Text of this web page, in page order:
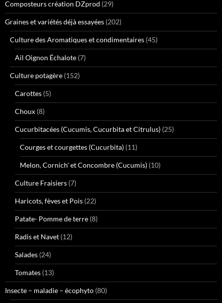
Composteurs création DZprod (29)
Graines et variétés déjà essayées (202)
Culture des Aromatiques et condimentaires (45)
Ail Oignon Échalote (7)
Culture potagère (152)
Carottes (5)
Choux (8)
Cucurbitacées (Cucumis, Cucurbita et Citrulus) (25)
Courges et courgettes (Cucurbita) (11)
Melon, Cornich' et Concombre (Cucumis) (10)
Culture Fraisiers (7)
Haricots, fèves et Pois (22)
Patate- Pomme de terre (8)
Radis et Navet (12)
Salades (24)
Tomates (13)
Insecte – maladie – écophyto (80)